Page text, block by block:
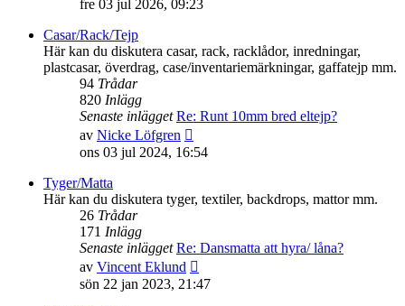
inlägget
fre 03 jul 2026, 09:23
Casar/Rack/Tejp
Här kan du diskutera casar, rack, racklådor, inredningar,
plastcasar, överdrag, case/inventariemärkningar, gaffatejp mm.
94 Trådar
820 Inlägg
Senaste inlägget Re: Runt 10mm bred eltejp?
av Nicke Löfgren
till
inlägget
ons 03 jul 2024, 16:54
Tyger/Matta
Här kan du diskutera tyger, textiler, backdrops, mattor mm.
26 Trådar
171 Inlägg
Senaste inlägget Re: Dansmatta att hyra/ låna?
av Vincent Eklund
till
sön 22 jan 2023, 21:47